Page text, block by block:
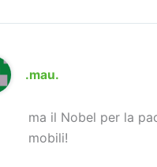
.mau.
ma il Nobel per la
mobili!